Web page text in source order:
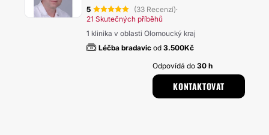
5 (33 Recenzí)·
21 Skutečných příběhů
1 klinika v oblasti Olomoucký kraj
Léčba bradavic od 3.500Kč
Odpovídá do30 h
KONTAKTOVAT